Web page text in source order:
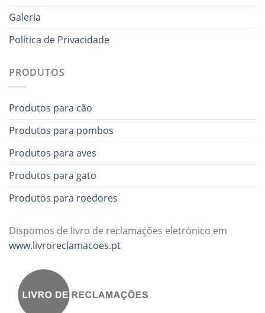
Galeria
Política de Privacidade
PRODUTOS
Produtos para cão
Produtos para pombos
Produtos para aves
Produtos para gato
Produtos para roedores
Dispomos de livro de reclamações eletrónico em
www.livroreclamacoes.pt